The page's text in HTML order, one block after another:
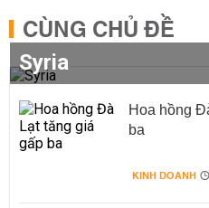
CÙNG CHỦ ĐỀ
Syria
Hoa hồng
ba
KINH DOANH